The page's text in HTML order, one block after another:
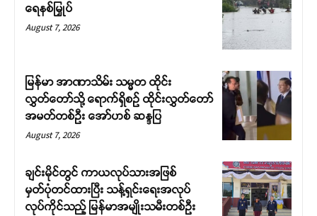
ရေနစ်မြှုပ်
August 7, 2026
မြန်မာ အာဏာသိမ်း သမ္မတ ထိုင်း
လွှတ်တော်သို့ ရောက်ရှိစဉ် ထိုင်းလွှတ်တော်
အမတ်တစ်ဦး အော်ဟစ် ဆန္ဒပြ
August 7, 2026
ချင်းမိုင်တွင် ကာယလုပ်သားအဖြစ်
မှတ်ပုံတင်ထားပြီး သန့်ရှင်းရေးအလုပ်
လုပ်ကိုင်သည့် မြန်မာအမျိုးသမီးတစ်ဦး